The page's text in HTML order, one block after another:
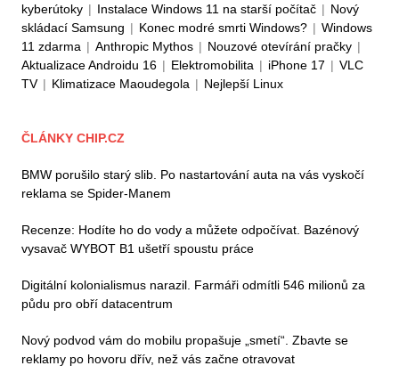
kyberútoky | Instalace Windows 11 na starší počítač | Nový
skládací Samsung | Konec modré smrti Windows? | Windows
11 zdarma | Anthropic Mythos | Nouzové otevírání pračky |
Aktualizace Androidu 16 | Elektromobilita | iPhone 17 | VLC
TV | Klimatizace Maoudegola | Nejlepší Linux
ČLÁNKY CHIP.CZ
BMW porušilo starý slib. Po nastartování auta na vás vyskočí
reklama se Spider-Manem
Recenze: Hodíte ho do vody a můžete odpočívat. Bazénový
vysavač WYBOT B1 ušetří spoustu práce
Digitální kolonialismus narazil. Farmáři odmítli 546 milionů za
půdu pro obří datacentrum
Nový podvod vám do mobilu propašuje „smetí“. Zbavte se
reklamy po hovoru dřív, než vás začne otravovat